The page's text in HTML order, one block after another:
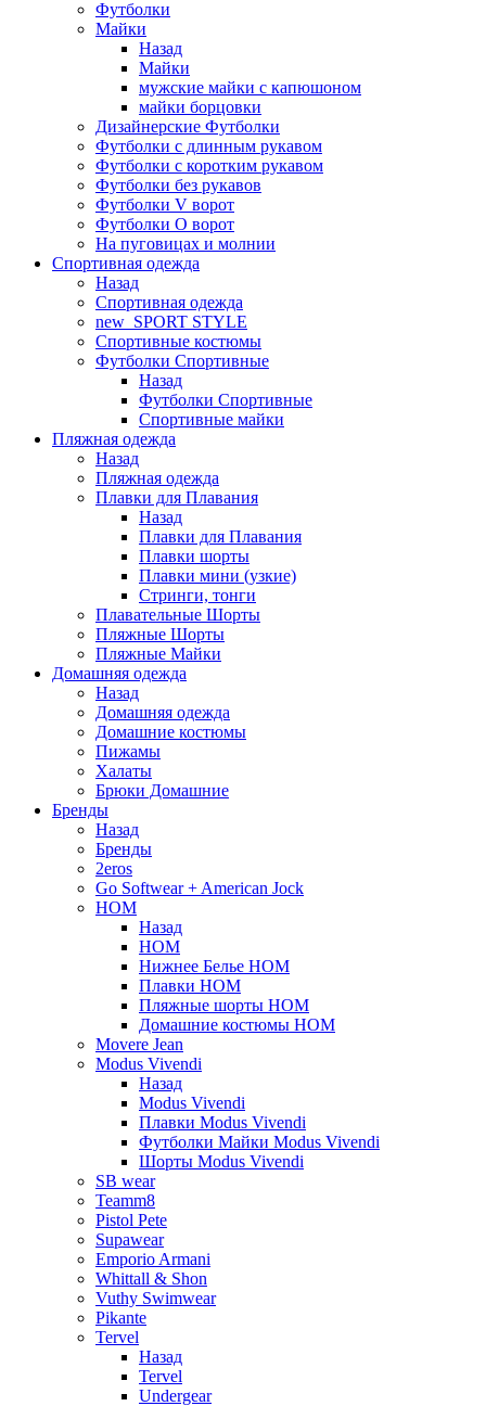
Футболки
Майки
Назад
Майки
мужские майки с капюшоном
майки борцовки
Дизайнерские Футболки
Футболки с длинным рукавом
Футболки с коротким рукавом
Футболки без рукавов
Футболки V ворот
Футболки O ворот
На пуговицах и молнии
Спортивная одежда
Назад
Спортивная одежда
new_SPORT STYLE
Спортивные костюмы
Футболки Спортивные
Назад
Футболки Спортивные
Спортивные майки
Пляжная одежда
Назад
Пляжная одежда
Плавки для Плавания
Назад
Плавки для Плавания
Плавки шорты
Плавки мини (узкие)
Стринги, тонги
Плавательные Шорты
Пляжные Шорты
Пляжные Майки
Домашняя одежда
Назад
Домашняя одежда
Домашние костюмы
Пижамы
Халаты
Брюки Домашние
Бренды
Назад
Бренды
2eros
Go Softwear + American Jock
HOM
Назад
HOM
Нижнее Белье HOM
Плавки HOM
Пляжные шорты HOM
Домашние костюмы HOM
Movere Jean
Modus Vivendi
Назад
Modus Vivendi
Плавки Modus Vivendi
Футболки Майки Modus Vivendi
Шорты Modus Vivendi
SB wear
Teamm8
Pistol Pete
Supawear
Emporio Armani
Whittall & Shon
Vuthy Swimwear
Pikante
Tervel
Назад
Tervel
Undergear